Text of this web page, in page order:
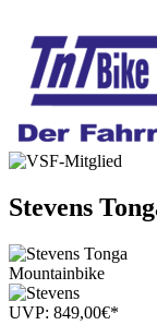
Stevens
Mountainbike
UVP: 849,00€*